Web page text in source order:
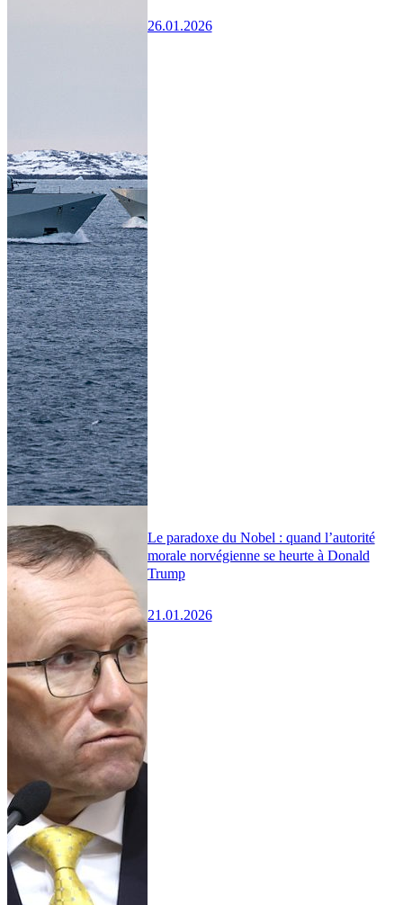
26.01.2026
Le paradoxe du Nobel : quand l’autorité
morale norvégienne se heurte à Donald
Trump
21.01.2026